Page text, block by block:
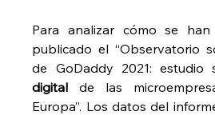
Para analizar cómo se
publicado el “Observatorio
de GoDaddy 2021: estudio
digital de las
Europa”. Los datos del